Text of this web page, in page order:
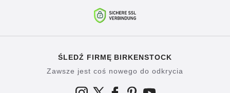
ŚLEDŹ FIRMĘ BIRKENSTOCK
Zawsze jest coś nowego do odkrycia